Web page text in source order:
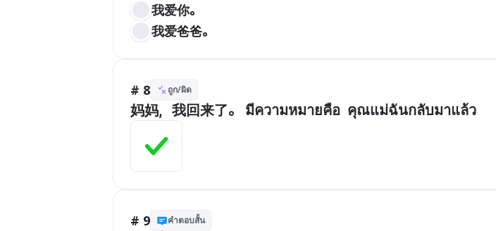
我爱你。
我爱爸爸。
# 8 ถูก/ผิด
# 9 คำตอบสั้น